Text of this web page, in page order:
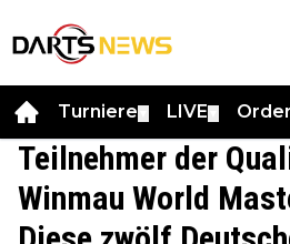
Turniere LIVE
Teilnehmer der
Winmau World